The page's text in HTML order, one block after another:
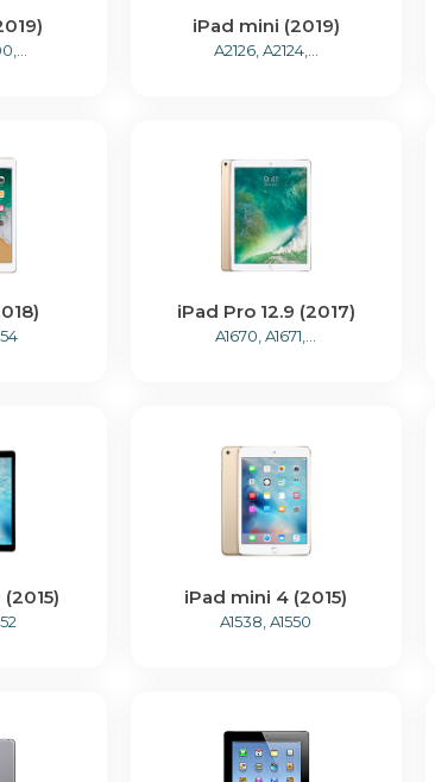
iPad mini (2019)
A2126, A2124,...
iPad Pro 12.9 (2017)
A1670, A1671,...
iPad mini 4 (2015)
A1538, A1550